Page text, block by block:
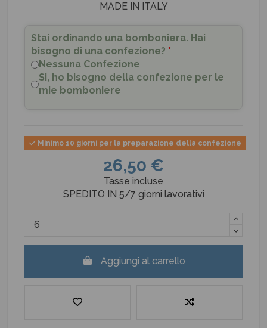
MADE IN ITALY
Stai ordinando una bomboniera. Hai
bisogno di una confezione? *
Nessuna Confezione
Si, ho bisogno della confezione per le
mie bomboniere
Minimo 10 giorni per la preparazione della confezione
26,50 €
Tasse incluse
SPEDITO IN 5/7 giorni lavorativi
Aggiungi al carrello